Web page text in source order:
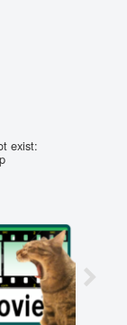
exist: